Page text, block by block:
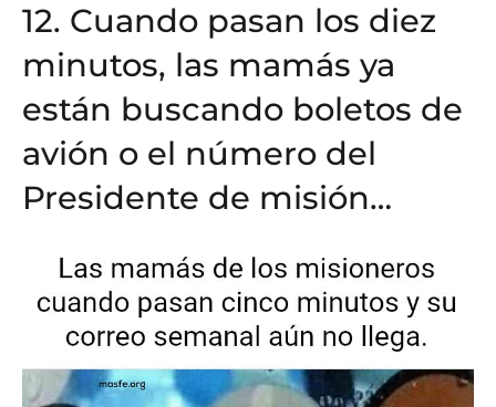
12. Cuando pasan los diez
minutos, las mamás ya
están buscando boletos de
avión o el número del
Presidente de misión…